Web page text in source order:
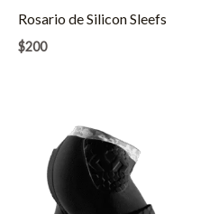
Rosario de Silicon Sleefs
$200